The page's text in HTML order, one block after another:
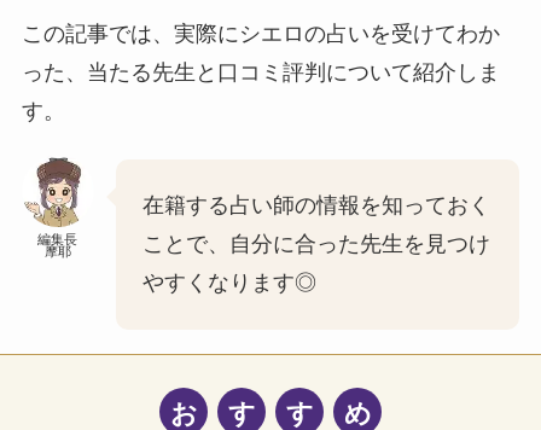
この記事では、実際にシエロの占いを受けてわか
った、当たる先生と口コミ評判について紹介しま
す。
編集長
摩耶
在籍する占い師の情報を知っておく
ことで、自分に合った先生を見つけ
やすくなります◎
お す す め